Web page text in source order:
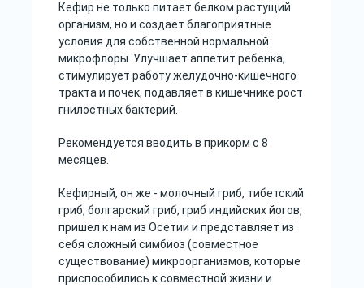
Кефир не только питает белком растущий
организм, но и создает благоприятные
условия для собственной нормальной
микрофлоры. Улучшает аппетит ребенка,
стимулирует работу желудочно-кишечного
тракта и почек, подавляет в кишечнике рост
гнилостных бактерий.
Рекомендуется вводить в прикорм с 8
месяцев.
Кефирный, он же - молочный гриб, тибетский
гриб, болгарский гриб, гриб индийских йогов,
пришел к нам из Осетии и представляет из
себя сложный симбиоз (совместное
существование) микроорганизмов, которые
приспособились к совместной жизни и